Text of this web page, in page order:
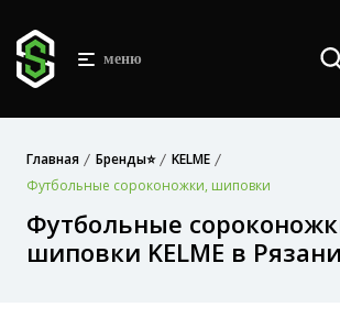
меню
Главная Бренды⭐
KELME
Футбольные сороконожки, шиповки
Футбольные
шиповки KELME в Рязани